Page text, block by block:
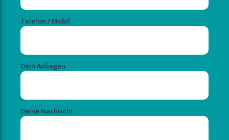
Telefon / Mobil
Dein Anliegen
Deine Nachricht